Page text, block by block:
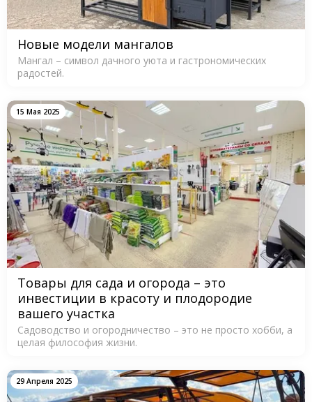
Новые модели мангалов
Мангал – символ дачного уюта и гастрономических
радостей.
15 Мая 2025
Товары для сада и огорода – это
инвестиции в красоту и плодородие
вашего участка
Садоводство и огородничество – это не просто хобби, а
целая философия жизни.
29 Апреля 2025